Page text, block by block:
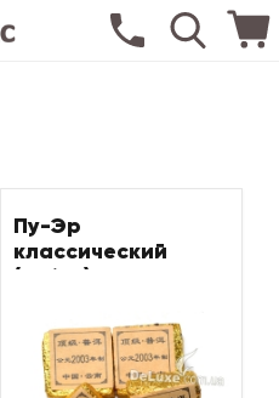
Пу-Эр
классический
(кубик)